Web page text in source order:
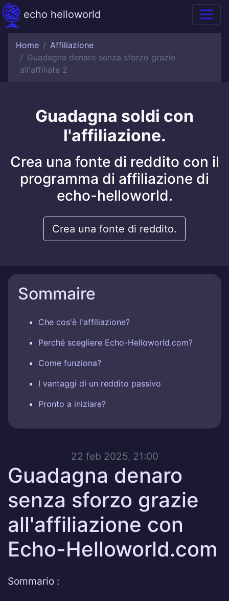
echo helloworld
Home
Affiliazione
Guadagna denaro senza sforzo grazie
all'affiliate 2
Guadagna soldi con
l'affiliazione.
Crea una fonte di reddito con il
programma di affiliazione di
echo-helloworld.
Crea una fonte di reddito.
Sommaire
Che cos'è l'affiliazione?
Perché scegliere Echo-Helloworld.com?
Come funziona?
I vantaggi di un reddito passivo
Pronto a iniziare?
22 feb 2025, 21:00
Guadagna denaro
senza sforzo grazie
all'affiliazione con
Echo-Helloworld.com
Sommario :